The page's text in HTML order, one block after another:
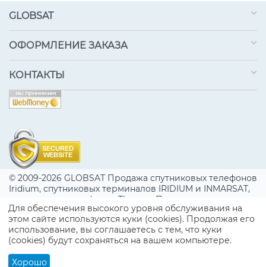
GLOBSAT
ОФОРМЛЕНИЕ ЗАКАЗА
КОНТАКТЫ
© 2009-2026 GLOBSAT Продажа спутниковых телефонов
Iridium, спутниковых терминалов IRIDIUM и INMARSAT,
спутниковых телефонов Thuraya. Подключение к
спутниковым сетям IRIDIUM, INMARSAT. Сервисное
обслуживание. Поддержка.
Обращаем Ваше внимание на то, что данный интернет-сайт носит
является публичной офертой, определяемой положениями ч. 2 ст. 437
Для обеспечения высокого уровня обслуживания на
этом сайте используются куки (cookies). Продолжая его
использование, вы соглашаетесь с тем, что куки
(cookies) будут сохраняться на вашем компьютере.
Хорошо